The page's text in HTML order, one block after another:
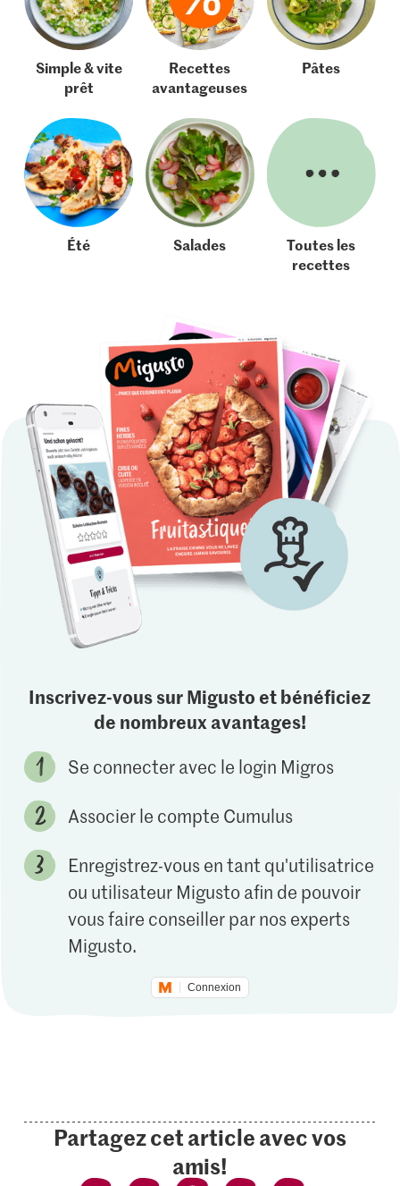
Simple & vite
prêt
Recettes
avantageuses
Pâtes
Été Salades
Toutes les
recettes
Inscrivez-vous sur Migusto et bénéficiez
de nombreux avantages!
Se connecter avec le login Migros
Associer le compte Cumulus
Enregistrez-vous en tant qu'utilisatrice
ou utilisateur Migusto afin de pouvoir
vous faire conseiller par nos experts
Migusto.
Connexion
Partagez cet article avec vos
amis!